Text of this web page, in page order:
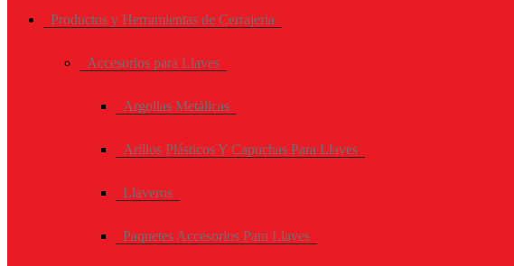
Productos y Herramientas de Cerrajeria
Accesorios para Llaves
Argollas Metálicas
Arillos Plásticos Y Capuchas Para Llaves
Llaveros
Paquetes Accesorios Para Llaves